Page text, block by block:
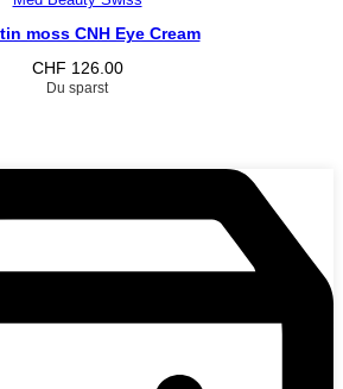
moss CNH Eye Cream
CHF 126.00
Du sparst